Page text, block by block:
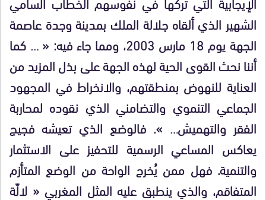
الشهير الذي ألقاه جلالة الملك بمدينة وجدة عاصمة
الجهة يوم 18 مارس 2003، ومما جاء فيه: « … كما
أننا نحث القوى الحية لهذه الجهة على بذل المزيد من
العناية للنهوض بمنطقتهم، والانخراط في المجهود
الجماعي التنموي والتضامني الذي نقوده لمحاربة
الفقر والتهميش… ». فالوضع الذي تعيشه فجيج
يعاكس المساعي الرسمية للتحفيز على الاستثمار
والتنمية. فهل ممن يُخرج الواحة من الوضع المتأزم
المتفاقم، والذي ينطبق عليه المثل المغربي « لالّة